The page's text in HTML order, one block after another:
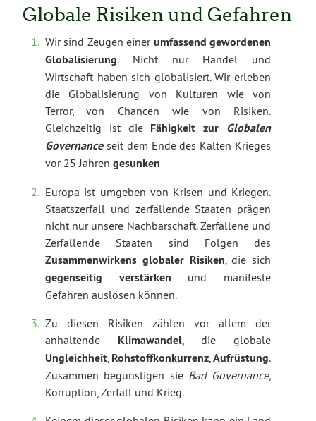
Globale Risiken und Gefahren
Wir sind Zeugen einer umfassend gewordenen
Globalisierung. Nicht nur Handel und
Wirtschaft haben sich globalisiert. Wir erleben
die Globalisierung von Kulturen wie von
Terror, von Chancen wie von Risiken.
Gleichzeitig ist die Fähigkeit zur Globalen
Governanceseit dem Ende des Kalten Krieges
vor 25 Jahren gesunken
Europa ist umgeben von Krisen und Kriegen.
Staatszerfall und zerfallende Staaten prägen
nicht nur unsere Nachbarschaft. Zerfallene und
Zerfallende Staaten sind Folgen des
Zusammenwirkens globaler Risiken , die sich
gegenseitig verstärken und manifeste
Gefahren auslösen können.
Zu diesen Risiken zählen vor allem der
anhaltende Klimawandel , die globale
Ungleichheit Rohstoffkonkurrenz Aufrüstung.
Zusammen begünstigen sie Bad Governance,
Korruption, Zerfall und Krieg.